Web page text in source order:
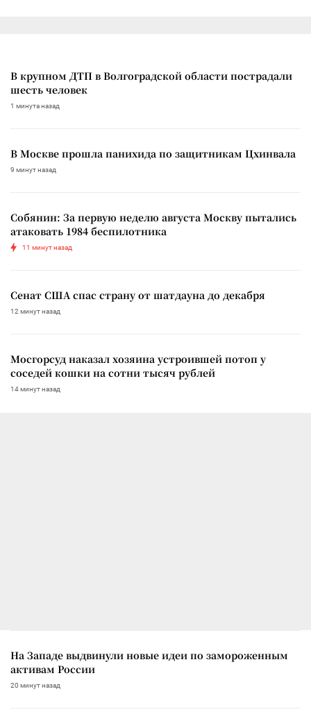
В крупном ДТП в Волгоградской области пострадали
шесть человек
1 минута назад
В Москве прошла панихида по защитникам Цхинвала
9 минут назад
Собянин: За первую неделю августа Москву пытались
атаковать 1984 беспилотника
11 минут назад
Сенат США спас страну от шатдауна до декабря
12 минут назад
Мосгорсуд наказал хозяина устроившей потоп у
соседей кошки на сотни тысяч рублей
14 минут назад
На Западе выдвинули новые идеи по замороженным
активам России
20 минут назад